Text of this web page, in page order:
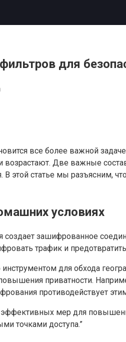
для
все более важной
возрастают. Две важные
В этой статье мы разъясним,
условиях
создает зашифрованное
трафик и
для обхода
приватности.
противодействует
эффективных мер для
точками доступа.”